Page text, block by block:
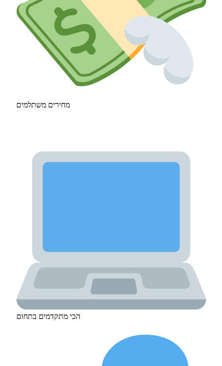
מחירים משתלמים
הכי מתקדמים בתחום